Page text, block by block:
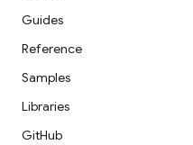
Guides
Reference
Samples
Libraries
GitHub